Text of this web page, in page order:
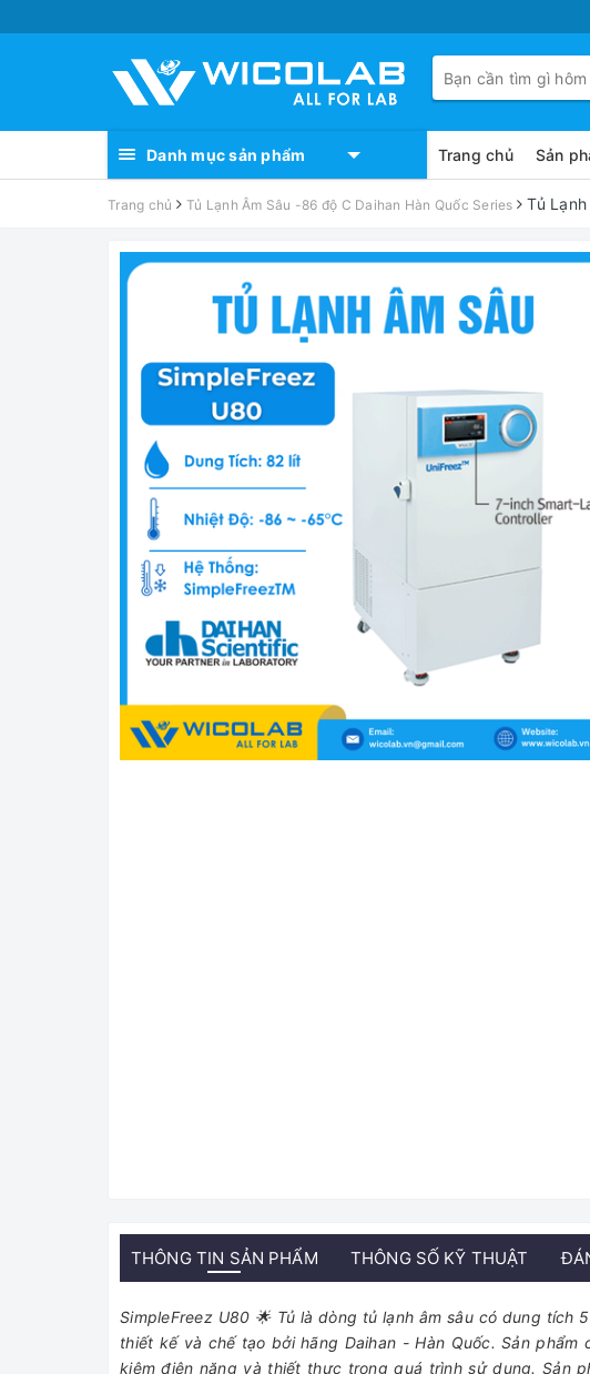
Danh mục sản phẩm Trang chủ Sản
Trang chủ Tủ Lạnh Âm Sâu -86 độ C Daihan Hàn Quốc Series Tủ
THÔNG TIN SẢN PHẨM THÔNG SỐ KỸ THUẬT
SimpleFreez U80 🌟 Tủ là dòng tủ lạnh âm sâu có dung
thiết kế và chế tạo bởi hãng Daihan - Hàn Quốc. Sản
kiệm điện năng và thiết thực trong quá trình sử dụng. Sản